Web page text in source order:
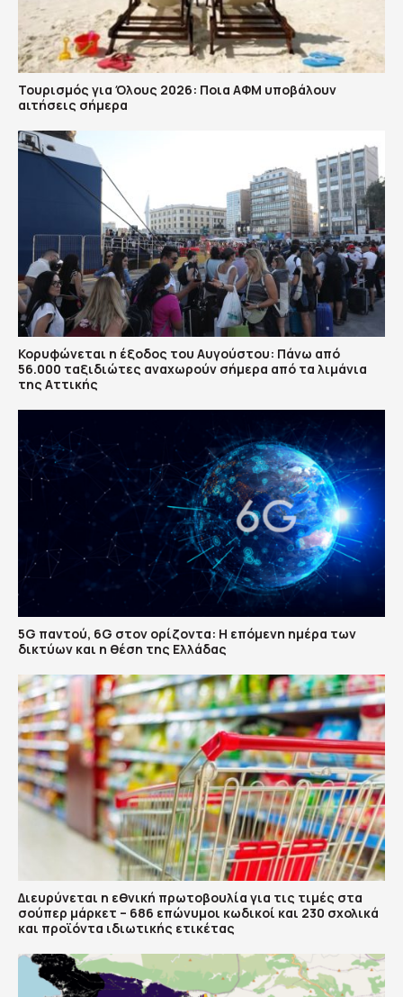
Τουρισμός για Όλους 2026: Ποια ΑΦΜ υποβάλουν
αιτήσεις σήμερα
Κορυφώνεται η έξοδος του Αυγούστου: Πάνω από
56.000 ταξιδιώτες αναχωρούν σήμερα από τα λιμάνια
της Αττικής
5G παντού, 6G στον ορίζοντα: Η επόμενη ημέρα των
δικτύων και η θέση της Ελλάδας
Διευρύνεται η εθνική πρωτοβουλία για τις τιμές στα
σούπερ μάρκετ – 686 επώνυμοι κωδικοί και 230 σχολικά
και προϊόντα ιδιωτικής ετικέτας